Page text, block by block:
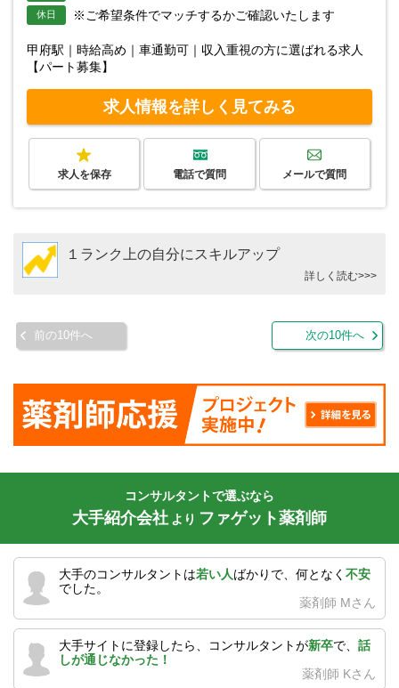
休日 ※ご希望条件でマッチするかご確認いたします
甲府駅｜時給高め｜車通勤可｜収入重視の方に選ばれる求人
【パート募集】
求人情報を詳しく見てみる
求人を保存 電話で質問 メールで質問
１ランク上の自分にスキルアップ
詳しく読む>>>
前の10件へ 次の10件へ
コンサルタントで選ぶなら
大手紹介会社 より ファゲット薬剤師
大手のコンサルタントは若い人ばかりで、何となく 不安
でした。
薬剤師 Mさん
大手サイトに登録したら、コンサルタントが新卒で、 話
しが通じなかった！
薬剤師 Kさん